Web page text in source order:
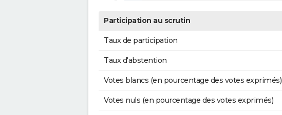
Participation au scrutin
Taux de participation
Taux d'abstention
Votes blancs (en pourcentage des votes exprimés)
Votes nuls (en pourcentage des votes exprimés)